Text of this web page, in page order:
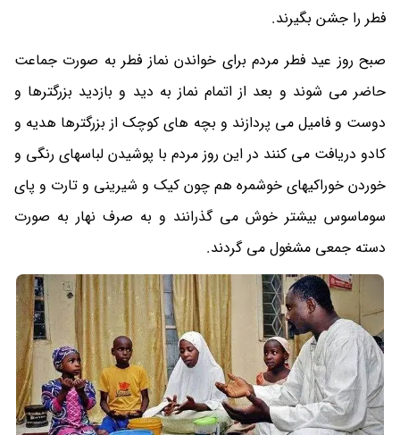
فطر را جشن بگیرند.
صبح روز عید فطر مردم برای خواندن نماز فطر به صورت جماعت
حاضر می شوند و بعد از اتمام نماز به دید و بازدید بزرگترها و
دوست و فامیل می پردازند و بچه های کوچک از بزرگترها هدیه و
کادو دریافت می کنند در این روز مردم با پوشیدن لباسهای رنگی و
خوردن خوراکیهای خوشمره هم چون کیک و شیرینی و تارت و پای
سوماسوس بیشتر خوش می گذرانند و به صرف نهار به صورت
دسته جمعی مشغول می گردند.